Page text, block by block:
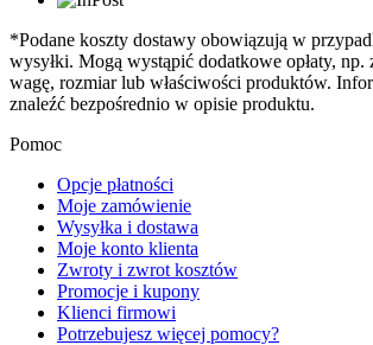
*Podane koszty dostawy obowiązują w
wysyłki. Mogą wystąpić dodatkowe opłaty, np.
wagę, rozmiar lub właściwości produktów.
znaleźć bezpośrednio w opisie produktu.
Pomoc
Opcje płatności
Moje zamówienie
Wysyłka i dostawa
Moje konto klienta
Zwroty i zwrot kosztów
Promocje i kupony
Klienci firmowi
Potrzebujesz więcej pomocy?